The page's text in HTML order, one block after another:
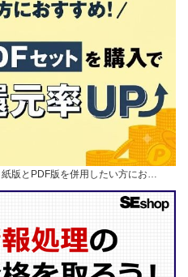
版とPDF版を併用したい方にお…